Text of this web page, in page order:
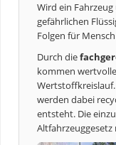
Wird ein
gefährlichen
Folgen für
Durch die
kommen
werden dabei
entsteht. Die
Altfahrzeuggesetz